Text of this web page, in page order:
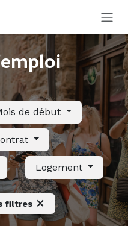
de début
Logement
filtres